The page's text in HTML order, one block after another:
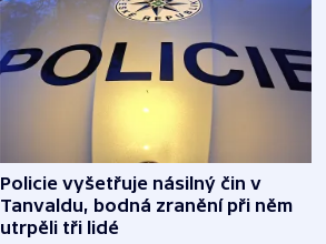
Policie vyšetřuje násilný čin v
Tanvaldu, bodná zranění při něm
utrpěli tři lidé